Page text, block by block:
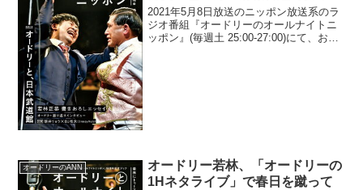
も「大事にしなね」とアドバイス
された過去「誰かが見てるってこ
とだよね」
2021年5月8日放送のニッポン放送系のラ
ジオ番組『オードリーのオールナイトニ
ッポン』(毎週土 25:00-27:00)にて、お笑
オードリーのANN
オードリー若林、「オードリーの
1Hネタライブ」で春日を蹴って